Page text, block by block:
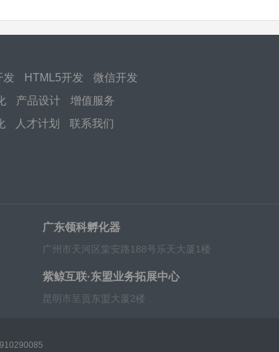
发 HTML5开发 微信开发
产品设计 增值服务
人才计划 联系我们
广东领科孵化器
广州市天河区棠安路188号乐天大厦1楼
紫鲸互联·东盟业务拓展中心
昆明市呈贡东盟大厦2楼